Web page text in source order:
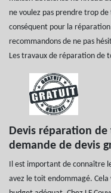
ne voulez pas prendre trop de
conséquent pour la
recommandons de ne pas
Les travaux de réparation de
Devis réparation
demande de devis
Il est important de connaître
avez le toit endommagé.